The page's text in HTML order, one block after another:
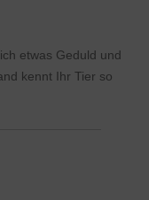
etwas Geduld und
kennt Ihr Tier so